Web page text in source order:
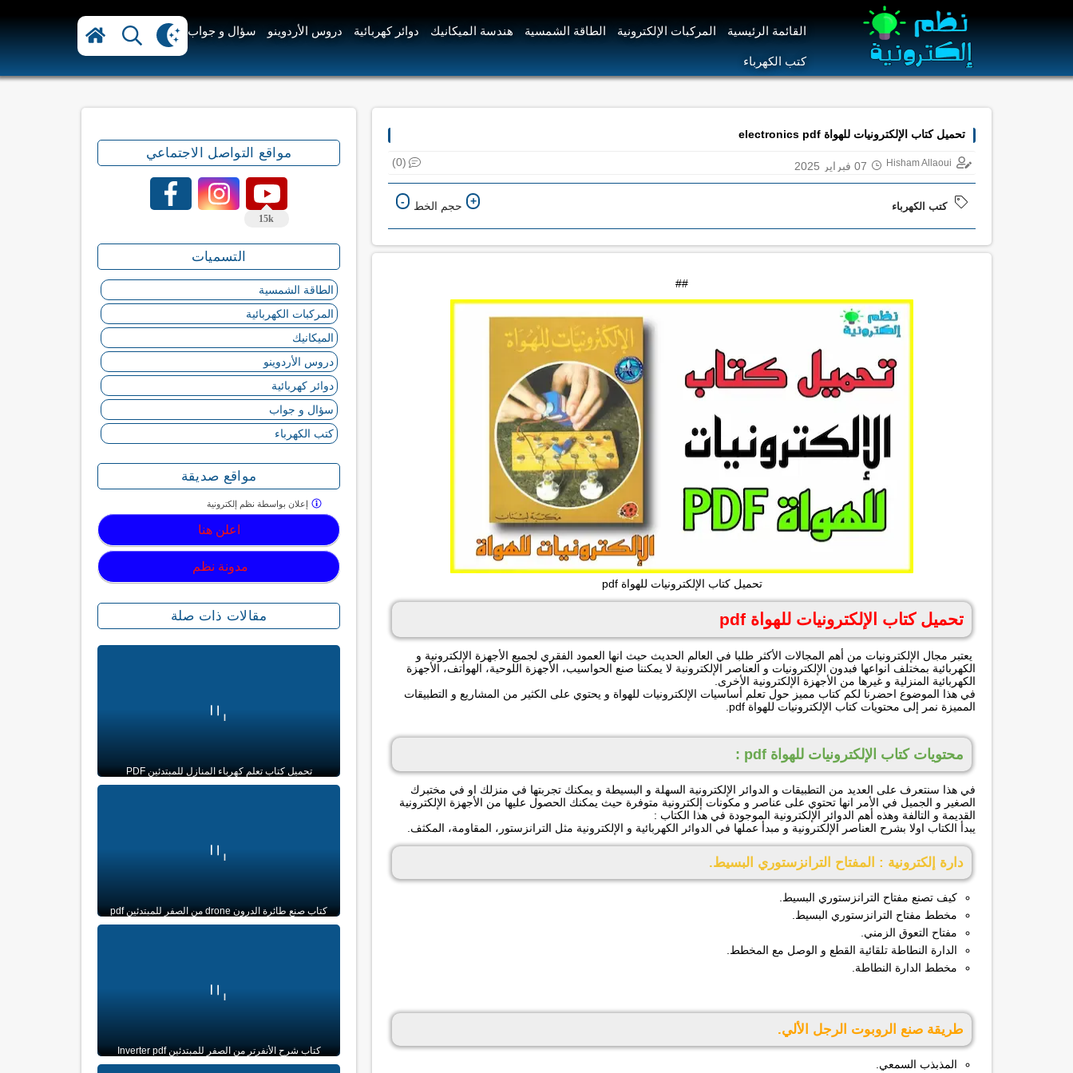
القائمة الرئيسية المركبات الإلكترونية الطاقة الشمسية هندسة الميكانيك دوائر كهربائية دروس الأردوينو سؤال و جواب
كتب الكهرباء
تحميل كتاب الإلكترونيات للهواة electronics pdf
Hisham Allaoui 07 فبراير 2025 (0)
كتب الكهرباء + حجم الخط -
##
تحميل كتاب الإلكترونيات للهواة pdf
تحميل كتاب الإلكترونيات للهواة pdf
يعتبر مجال الإلكترونيات من أهم المجالات الأكثر طلبا في العالم الحديث حيث انها العمود الفقري لجميع الأجهزة الإلكترونية و
الكهربائية بمختلف انواعها فبدون الإلكترونيات و العناصر الإلكترونية لا يمكننا صنع الحواسيب، الأجهزة اللوحية، الهواتف، الأجهزة
الكهربائية المنزلية و غيرها من الأجهزة الإلكترونية الأخرى.
في هذا الموضوع احضرنا لكم كتاب مميز حول تعلم أساسيات الإلكترونيات للهواة و يحتوي على الكثير من المشاريع و التطبيقات
المميزة نمر إلى محتويات كتاب الإلكترونيات للهواة pdf.
محتويات كتاب الإلكترونيات للهواة pdf :
في هذا سنتعرف على العديد من التطبيقات و الدوائر الإلكترونية السهلة و البسيطة و يمكنك تجربتها في منزلك او في مختبرك
الصغير و الجميل في الأمر انها تحتوي على عناصر و مكونات إلكترونية متوفرة حيث يمكنك الحصول عليها من الأجهزة الإلكترونية
القديمة و التالفة وهذه أهم الدوائر الإلكترونية الموجودة في هذا الكتاب :
يبدأ الكتاب اولا بشرح العناصر الإلكترونية و مبدأ عملها في الدوائر الكهربائية و الإلكترونية مثل الترانزستور، المقاومة، المكثف.
دارة إلكترونية : المفتاح الترانزستوري البسيط.
كيف تصنع مفتاح الترانزستوري البسيط.
مخطط مفتاح الترانزستوري البسيط.
مفتاح التعوق الزمني.
الدارة النطاطة تلقائية القطع و الوصل مع المخطط.
مخطط الدارة النطاطة.
طريقة صنع الروبوت الرجل الألي.
المذبذب السمعي.
مواقع التواصل الاجتماعي
15k
التسميات
الطاقة الشمسية
المركبات الكهربائية
الميكانيك
دروس الأردوينو
دوائر كهربائية
سؤال و جواب
كتب الكهرباء
مواقع صديقة
اعلن هنا
مدونة نظم
إعلان بواسطة نظم إلكترونية
مقالات ذات صلة
تحميل كتاب تعلم كهرباء المنازل للمبتدئين PDF
كتاب صنع طائرة الدرون drone من الصفر للمبتدئين pdf
كتاب شرح الأنفرتر من الصفر للمبتدئين Inverter pdf